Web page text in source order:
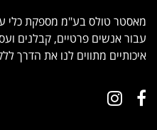
מאסטר טולס בע"מ מספקת כלי
עבור אנשים פרטיים, קבלנים
איכותיים מתווים לנו את הדרך